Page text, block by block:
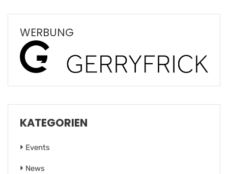
WERBUNG
KATEGORIEN
Events
News